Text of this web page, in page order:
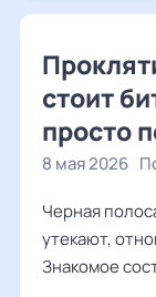
стоит
просто
8 мая 2026
Черная
утекают,
Знакомое